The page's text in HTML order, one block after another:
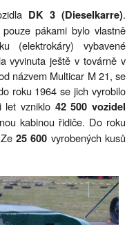
DK 3 (Dieselkarre).
pákami bylo vlastně
(elektrokáry) vybavené
vyvinuta ještě v továrně v
názvem Multicar M 21, se
roku 1964 se jich vyrobilo
let vzniklo 42 500 vozidel
kabinou řidiče. Do roku
25 600 vyrobených kusů